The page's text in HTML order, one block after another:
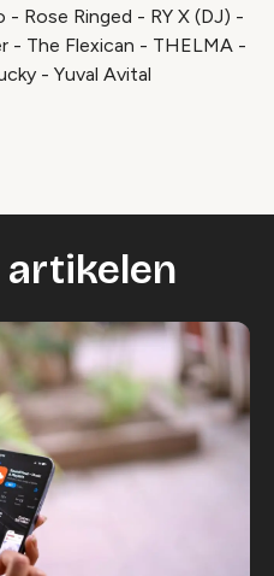
Rose Ringed - RY X (DJ) -
- The Flexican - THELMA -
- Yuval Avital